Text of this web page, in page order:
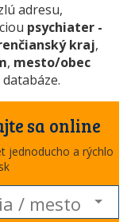
adresu,
psychiater -
kraj,
, mesto/obec
sa online
jednoducho a rýchlo